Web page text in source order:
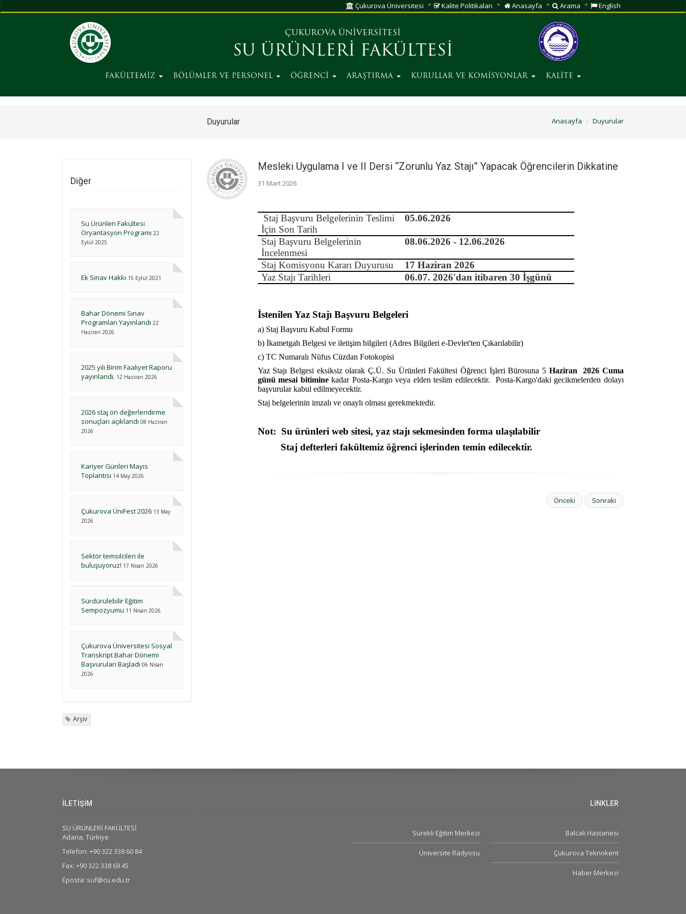
Çukurova Üniversitesi Kalite Politikaları Anasayfa Arama English
ÇUKUROVA ÜNİVERSİTESİ
SU ÜRÜNLERİ FAKÜLTESİ
FAKÜLTEMİZ BÖLÜMLER VE PERSONEL ÖĞRENCİ ARAŞTIRMA KURULLAR VE KOMİSYONLAR KALİTE
Duyurular Anasayfa Duyurular
Diğer
Su Ürünleri Fakültesi
Oryantasyon Programı 22
Eylül 2025
Ek Sınav Hakkı 15 Eylül 2021
Bahar Dönemi Sınav
Programları Yayınlandı 22
Haziran 2026
2025 yılı Birim Faaliyet Raporu
yayınlandı. 12 Haziran 2026
2026 staj ön değerlendirme
sonuçları açıklandı 08 Haziran
2026
Kariyer Günleri Mayıs
Toplantısı 14 May 2026
Çukurova ÜniFest 2026 13 May
2026
Sektör temsilcileri ile
buluşuyoruz! 17 Nisan 2026
Sürdürülebilir Eğitim
Sempozyumu 11 Nisan 2026
Çukurova Üniversitesi Sosyal
Transkript Bahar Dönemi
Başvuruları Başladı 06 Nisan
2026
Arşiv
Mesleki Uygulama I ve II Dersi “Zorunlu Yaz Stajı” Yapacak Öğrencilerin Dikkatine
31 Mart 2026
Staj Başvuru Belgelerinin Teslimi
İçin Son Tarih
05.06.2026
Staj Başvuru Belgelerinin
İncelenmesi
08.06.2026 - 12.06.2026
Staj Komisyonu Kararı Duyurusu
17 Haziran 2026
Yaz Stajı Tarihleri
06.07. 2026'dan itibaren 30 İşgünü
İstenilen Yaz Stajı Başvuru Belgeleri
a) Staj Başvuru Kabul Formu
b) İkametgah Belgesi ve iletişim bilgileri (Adres Bilgileri e-Devlet'ten Çıkarılabilir)
c) TC Numaralı Nüfus Cüzdan Fotokopisi
Yaz Stajı Belgesi eksiksiz olarak Ç.Ü. Su Ürünleri Fakültesi Öğrenci İşleri Bürosuna 5 Haziran
2026 Cuma
günü mesai bitiminekadar Posta-Kargo veya elden teslim edilecektir. Posta-Kargo'daki gecikmelerden dolayı
başvurular kabul edilmeyecektir.
Staj belgelerinin imzalı ve onaylı olması gerekmektedir.
Not: Su ürünleri web sitesi, yaz stajı sekmesinden forma ulaşılabilir
Staj defterleri fakültemiz öğrenci işlerinden temin edilecektir.
Önceki Sonraki
İLETİŞİM
SU ÜRÜNLERİ FAKÜLTESİ
Adana, Türkiye
Telefon: +90 322 338 60 84
Fax: +90 322 338 69 45
Eposta: suf@cu.edu.tr
LİNKLER
Balcalı Hastanesi
Çukurova Teknokent
Haber Merkezi
Sürekli Eğitim Merkezi
Üniversite Radyosu